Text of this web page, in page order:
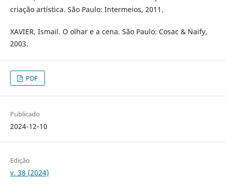
criação artística. São Paulo: Intermeios, 2011.
XAVIER, Ismail. O olhar e a cena. São Paulo: Cosac & Naify,
2003.
PDF
Publicado
2024-12-10
Edição
v. 38 (2024)